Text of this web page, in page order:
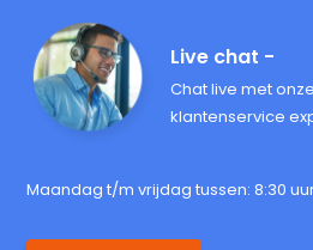
Live chat -
Chat live met
klantenservice
Maandag t/m vrijdag tussen: 8:30